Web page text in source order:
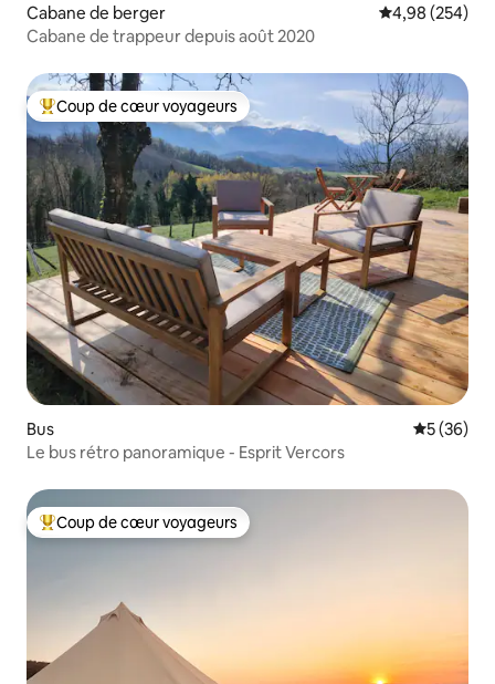
Cabane de berger Évaluation
4,98 (254)
Cabane de trappeur depuis août 2020
Coups de cœur voyageurs les plus appréciés
Coup de cœur voyageurs
Bus
5 (36)
Le bus rétro panoramique - Esprit Vercors
Coups de cœur voyageurs les plus appréciés
Coup de cœur voyageurs